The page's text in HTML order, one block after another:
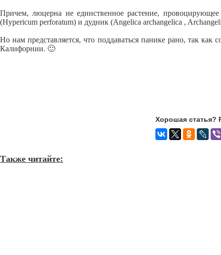
Причем, люцерна не единственное растение,
(Hypericum perforatum) и дудник (Angelica archangelica ,
Но нам представляется, что поддаваться панике рано, так как
Калифорнии. 🙂
Хорошая статья?
Также читайте: